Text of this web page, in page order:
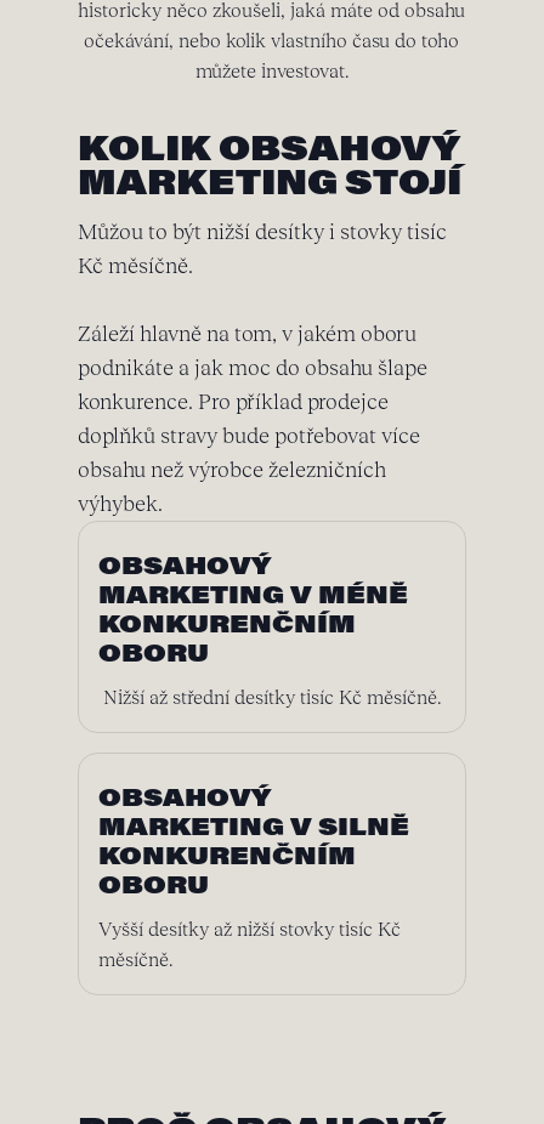
historicky něco zkoušeli, jaká máte od obsahu
očekávání, nebo kolik vlastního času do toho
můžete investovat.
KOLIK OBSAHOVÝ
MARKETING STOJÍ
Můžou to být nižší desítky i stovky tisíc
Kč měsíčně.
Záleží hlavně na tom, v jakém oboru
podnikáte a jak moc do obsahu šlape
konkurence. Pro příklad prodejce
doplňků stravy bude potřebovat více
obsahu než výrobce železničních
výhybek.
OBSAHOVÝ
MARKETING V MÉNĚ
KONKURENČNÍM
OBORU
Nižší až střední desítky tisíc Kč měsíčně.
OBSAHOVÝ
MARKETING V SILNĚ
KONKURENČNÍM
OBORU
Vyšší desítky až nižší stovky tisíc Kč
měsíčně.